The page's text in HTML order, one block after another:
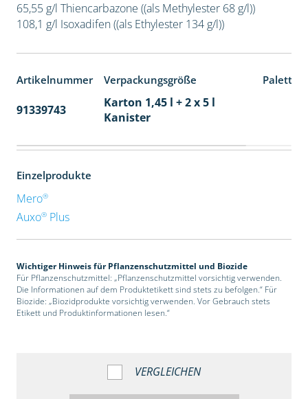
65,55 g/l Thiencarbazone ((als Methylester 68 g/l))
108,1 g/l Isoxadifen ((als Ethylester 134 g/l))
Artikelnummer Verpackungsgröße
91339743
Karton 1,45 l + 2 x 5 l
Kanister
Einzelprodukte
Mero®
Auxo®Plus
Wichtiger Hinweis für Pflanzenschutzmittel und Biozide
Für Pflanzenschutzmittel: „Pflanzenschutzmittel vorsichtig verwenden.
Die Informationen auf dem Produktetikett sind stets zu befolgen.“ Für
Biozide: „Biozidprodukte vorsichtig verwenden. Vor Gebrauch stets
Etikett und Produktinformationen lesen.“
VERGLEICHEN